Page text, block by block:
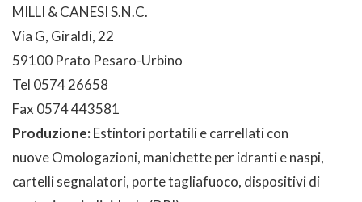
MILLI & CANESI S.N.C.
Via G, Giraldi, 22
59100 Prato Pesaro-Urbino
Tel 0574 26658
Fax 0574 443581
Produzione:Estintori portatili e carrellati con
nuove Omologazioni, manichette per idranti e naspi,
cartelli segnalatori, porte tagliafuoco, dispositivi di